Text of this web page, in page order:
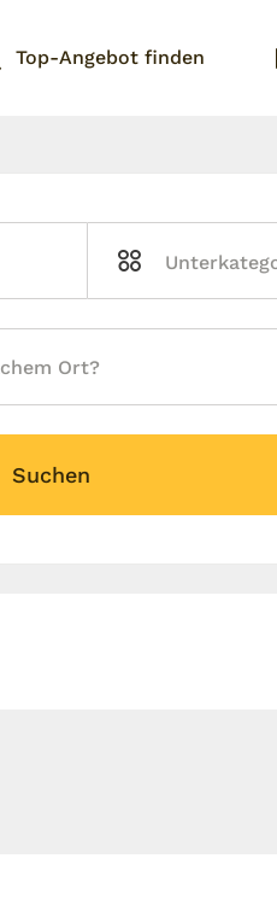
Top-Angebot finden
Suchen